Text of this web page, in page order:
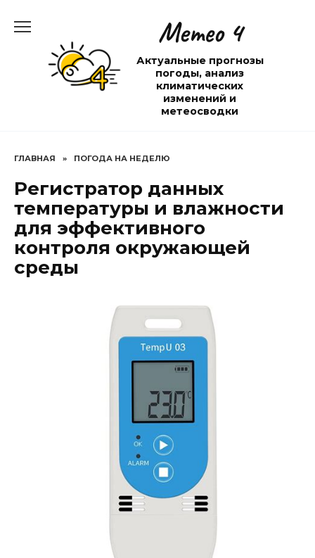
содержанию
Метео 4
Актуальные прогнозы
погоды, анализ
климатических
изменений и
метеосводки
ГЛАВНАЯ » ПОГОДА НА НЕДЕЛЮ
Регистратор данных
температуры и влажности
для эффективного
контроля окружающей
среды